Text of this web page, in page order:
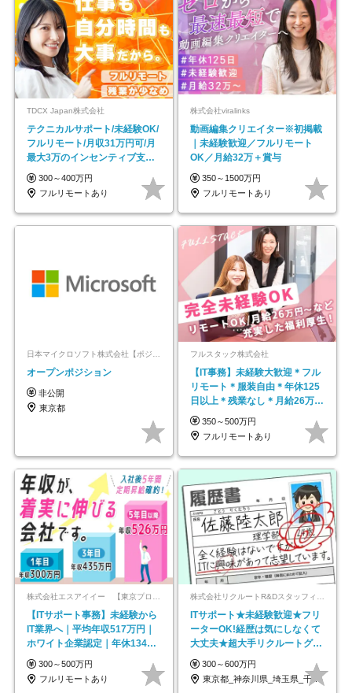
TDCX Japan株式会社
テクニカルサポート/未経験OK/
フルリモート/月収31万円可/月
最大3万のインセンティブ支給/
平均年齢33歳
300～400万円
フルリモートあり
株式会社viralinks
動画編集クリエイター※初掲載
｜未経験歓迎／フルリモート
OK／月給32万＋賞与
350～1500万円
フルリモートあり
オープンポジション
非公開
東京都
フルスタック株式会社
【IT事務】未経験大歓迎＊フル
リモート＊服装自由＊年休125
日以上＊残業なし＊月給26万円
以上
350～500万円
フルリモートあり
株式会社エスアイイー 【東京プロマーケット上場】
【ITサポート事務】未経験から
IT業界へ｜平均年収517万円｜
ホワイト企業認定｜年休134日
｜リモートOK
300～500万円
フルリモートあり
株式会社リクルートR&Dスタッフィング【リクルートグループ】
ITサポート★未経験歓迎★フリ
ーターOK!経歴は気にしなくて
大丈夫★超大手リクルートグル
ープの正社員/sg
300～600万円
東京都_神奈川県_埼玉県_千葉県_大阪府…